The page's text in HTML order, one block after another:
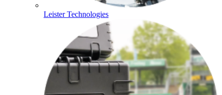
Leister Technologies